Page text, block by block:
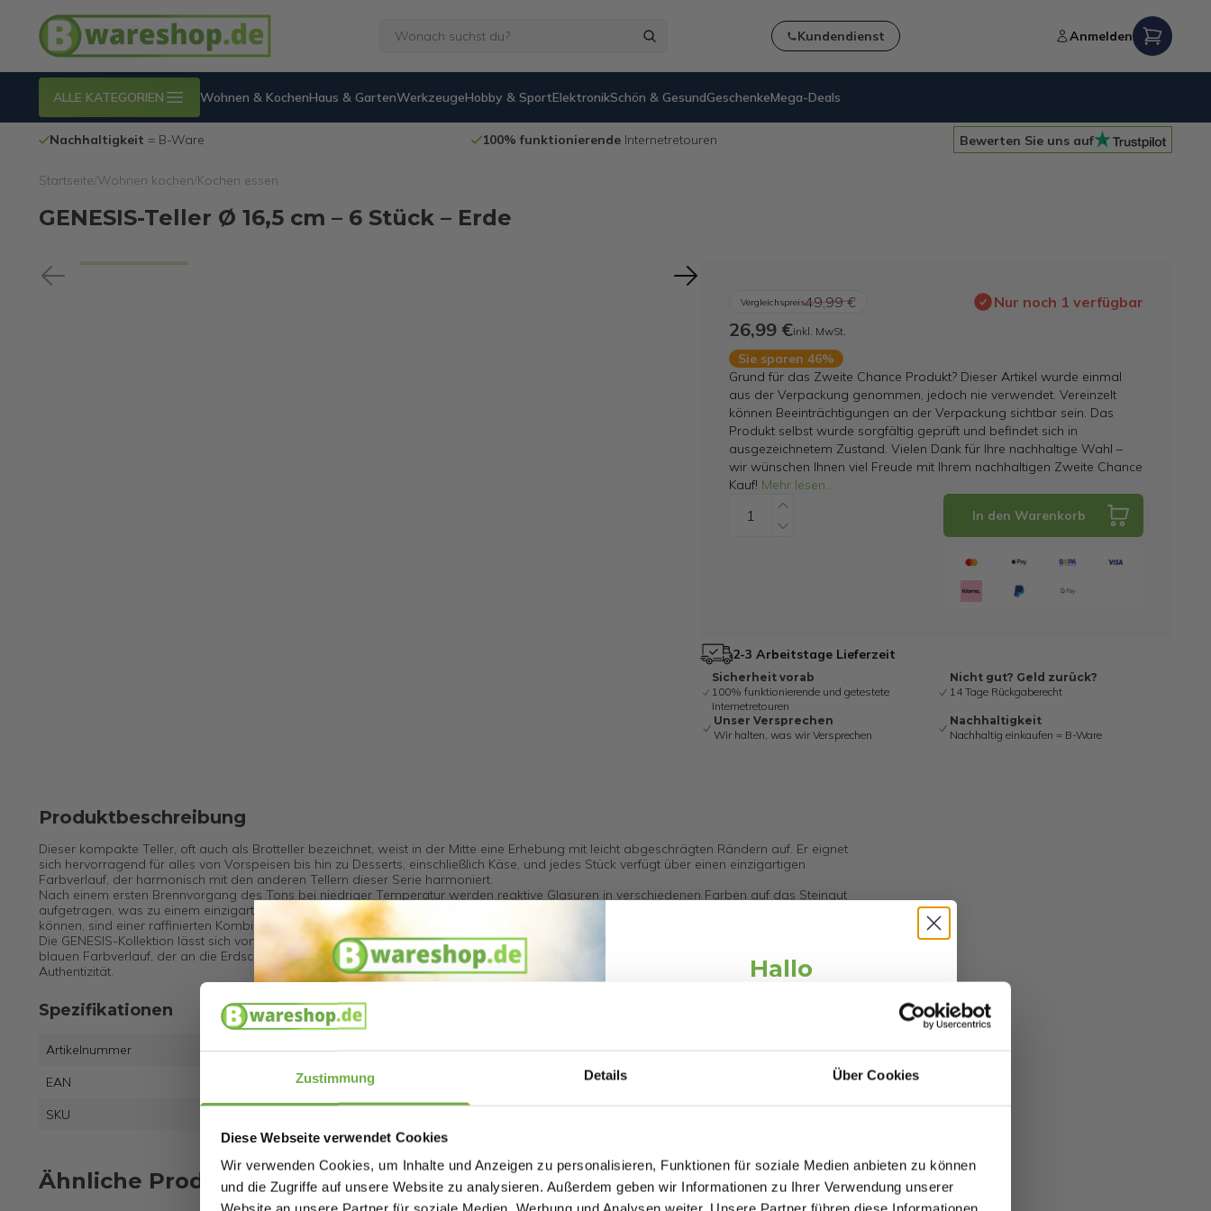
Zustimmung Details Über Cookies
Diese Webseite verwendet Cookies
Wir verwenden Cookies, um Inhalte und Anzeigen zu personalisieren, Funktionen für soziale Medien anbieten zu können
und die Zugriffe auf unsere Website zu analysieren. Außerdem geben wir Informationen zu Ihrer Verwendung unserer
Kundendienst Anmelden
ALLE KATEGORIEN Wohnen & KochenHaus & GartenWerkzeugeHobby & SportElektronikSchön & GesundGeschenkeMega-Deals
Nachhaltigkeit= B-Ware 100% funktionierendeInternetretouren Rückgaberecht
Bewerten Sie uns auf
Startseite Wohnen kochen Kochen essen
GENESIS-Teller Ø 16,5 cm – 6 Stück – Erde
Vergleichspreis49,99 € Nur noch 1 verfügbar
26,99 €inkl. MwSt.
Sie sparen 46%
Grund für das Zweite Chance Produkt? Dieser Artikel wurde einmal
aus der Verpackung genommen, jedoch nie verwendet. Vereinzelt
können Beeinträchtigungen an der Verpackung sichtbar sein. Das
Produkt selbst wurde sorgfältig geprüft und befindet sich in
ausgezeichnetem Zustand. Vielen Dank für Ihre nachhaltige Wahl –
wir wünschen Ihnen viel Freude mit Ihrem nachhaltigen Zweite Chance
Kauf! Mehr lesen...
In den Warenkorb
2-3 Arbeitstage Lieferzeit
Sicherheit vorab
100% funktionierende und getestete
Internetretouren
Nicht gut? Geld zurück?
14 Tage Rückgaberecht
Unser Versprechen
Wir halten, was wir Versprechen
Nachhaltigkeit
Nachhaltig einkaufen = B-Ware
Produktbeschreibung
Dieser kompakte Teller, oft auch als Brotteller bezeichnet, weist in der Mitte eine Erhebung mit leicht abgeschrägten Rändern auf. Er eignet
sich hervorragend für alles von Vorspeisen bis hin zu Desserts, einschließlich Käse, und jedes Stück verfügt über einen einzigartigen
Farbverlauf, der harmonisch mit den anderen Tellern dieser Serie harmoniert.
Nach einem ersten Brennvorgang des Tons bei niedriger Temperatur werden reaktive Glasuren in verschiedenen Farben auf das Steingut
aufgetragen, was zu einem einzigartigen und lebendigen Relief führt. Die Farbvariationen, die wir von einem Stück zum anderen beobachten
können, sind einer raffinierten Kombination aus Handwerkskunst, Brenntechniken und der Art der Glasur zu verdanken.
Die GENESIS-Kollektion lässt sich von der Reise zwischen Land und Meer inspirieren. In der EARTH-Version sehen wir einen khaki-grau-
blauen Farbverlauf, der an die Erdschichten erinnert. Die asymmetrischen Konturen und klaren Linien verleihen dem Ganzen Charakter und
Authentizität.
Spezifikationen
Artikelnummer
EAN
3701488308844
SKU
Ähnliche Produkte
Hallo
Schnäppchenjäger 👋
Willkommensrabatt.
Rabatten bis zu 70%.